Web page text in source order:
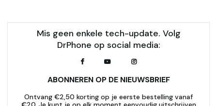
Mis geen enkele tech-update. Volg
DrPhone op social media:
ABONNEREN OP DE NIEUWSBRIEF
Ontvang €2,50 korting op je eerste bestelling vanaf